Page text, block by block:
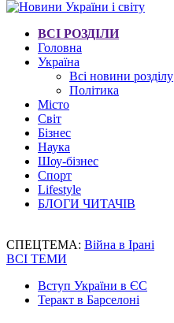
ВСІ РОЗДІЛИ
Головна
Україна
Всі новини розділу
Політика
Місто
Світ
Бізнес
Наука
Шоу-бізнес
Спорт
Lifestyle
БЛОГИ ЧИТАЧІВ
СПЕЦТЕМА: Війна в Ірані
ВСІ ТЕМИ
Вступ України в ЄС
Теракт в Барселоні